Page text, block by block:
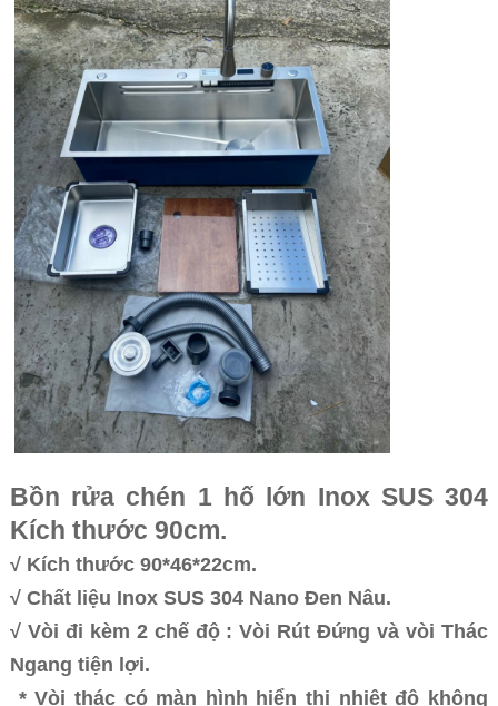
Bồn rửa chén 1 hố lớn Inox SUS 304
Kích thước 90cm.
√ Kích thước 90*46*22cm.
√ Chất liệu Inox SUS 304 Nano Đen Nâu.
√ Vòi đi kèm 2 chế độ : Vòi Rút Đứng và vòi Thác
Ngang tiện lợi.
* Vòi thác có màn hình hiển thị nhiệt độ không